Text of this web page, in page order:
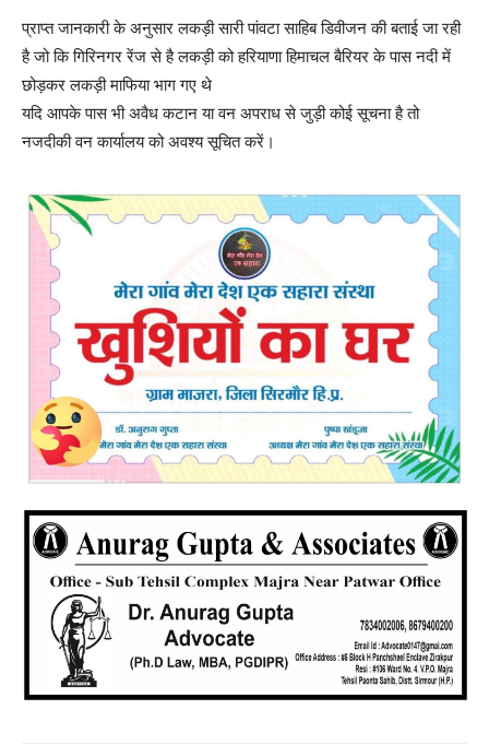
प्राप्त जानकारी के अनुसार लकड़ी सारी पांवटा साहिब डिवीजन की बताई जा रही
है जो कि गिरिनगर रेंज से है लकड़ी को हरियाणा हिमाचल बैरियर के पास नदी में
छोड़कर लकड़ी माफिया भाग गए थे
यदि आपके पास भी अवैध कटान या वन अपराध से जुड़ी कोई सूचना है तो
नजदीकी वन कार्यालय को अवश्य सूचित करें।